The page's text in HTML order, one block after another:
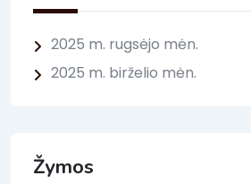
2025 m. rugsėjo mėn.
2025 m. birželio mėn.
Žymos